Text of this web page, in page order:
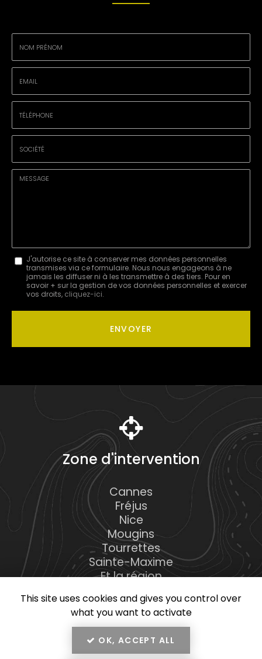
Nom
Prénom
*
Email
*
Tél.
*
Société
Message
J'autorise ce site à conserver mes données personnelles
transmises via ce formulaire. Nous nous engageons à ne
jamais les diffuser ni à les transmettre à des tiers. Pour en
savoir + sur la gestion de vos données personnelles et exercer
vos droits, cliquez-ici.
Acceptation
ENVOYER
Zone d'intervention
Cannes
Fréjus
Nice
Mougins
Tourrettes
Sainte-Maxime
Et la région
En savoir +
RMK Construction, construction de maisons et piscines
This site uses cookies and gives you control over
what you want to activate
OK, ACCEPT ALL